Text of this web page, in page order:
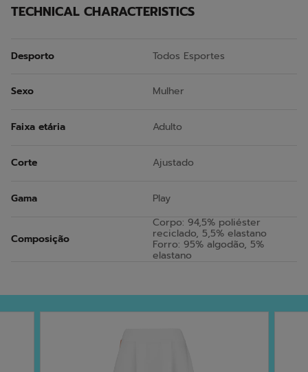
TECHNICAL CHARACTERISTICS
Desporto Todos Esportes
Sexo Mulher
Faixa etária Adulto
Corte Ajustado
Gama Play
Composição
Corpo: 94,5% poliéster
reciclado, 5,5% elastano
Forro: 95% algodão, 5%
elastano